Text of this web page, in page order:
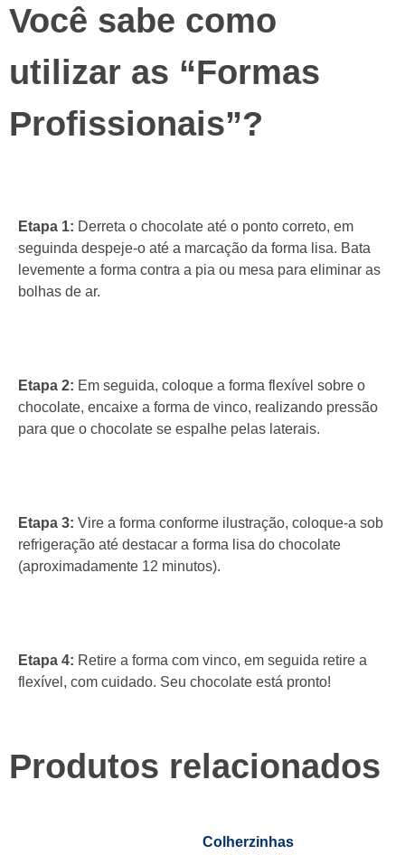
Você sabe como
utilizar as “Formas
Profissionais”?
Etapa 1: Derreta o chocolate até o ponto correto, em
seguinda despeje-o até a marcação da forma lisa. Bata
levemente a forma contra a pia ou mesa para eliminar as
bolhas de ar.
Etapa 2: Em seguida, coloque a forma flexível sobre o
chocolate, encaixe a forma de vinco, realizando pressão
para que o chocolate se espalhe pelas laterais.
Etapa 3: Vire a forma conforme ilustração, coloque-a sob
refrigeração até destacar a forma lisa do chocolate
(aproximadamente 12 minutos).
Etapa 4: Retire a forma com vinco, em seguida retire a
flexível, com cuidado. Seu chocolate está pronto!
Produtos relacionados
Colherzinhas